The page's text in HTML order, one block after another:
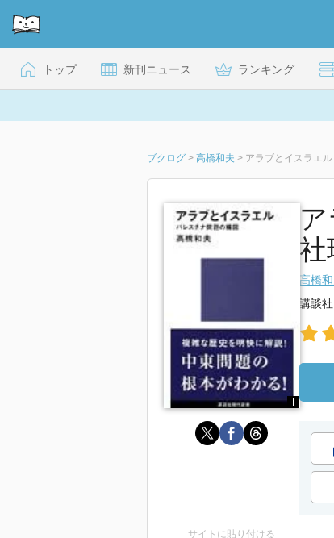
トップ 新刊ニュース ランキング
ブクログ > 高橋和夫 > アラブとイスラエ
社
高橋
講談社
サイトに貼り付ける